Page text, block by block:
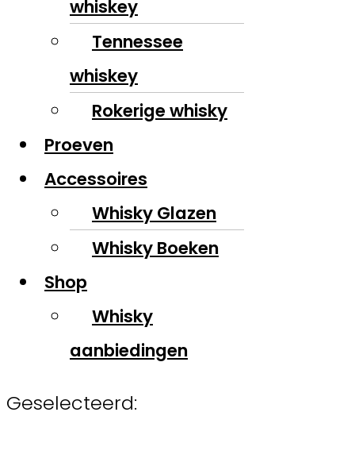
whiskey
Tennessee
whiskey
Rokerige whisky
Proeven
Accessoires
Whisky Glazen
Whisky Boeken
Shop
Whisky
aanbiedingen
Geselecteerd: